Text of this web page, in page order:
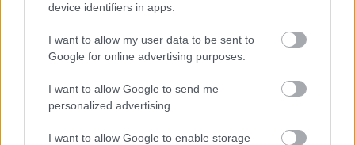
device identifiers in apps.
I want to allow my user data to be sent to
Google for online advertising purposes.
I want to allow Google to send me
personalized advertising.
I want to allow Google to enable storage